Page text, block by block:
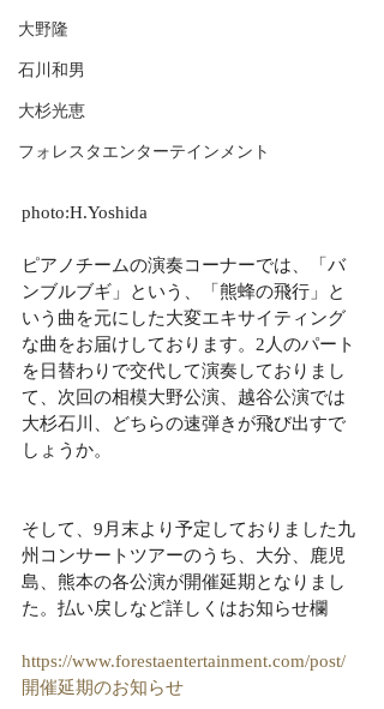
大野隆
石川和男
大杉光恵
フォレスタエンターテインメント
photo:H.Yoshida
ピアノチームの演奏コーナーでは、「バ
ンブルブギ」という、「熊蜂の飛行」と
いう曲を元にした大変エキサイティング
な曲をお届けしております。2人のパート
を日替わりで交代して演奏しておりまし
て、次回の相模大野公演、越谷公演では
大杉石川、どちらの速弾きが飛び出すで
しょうか。
そして、9月末より予定しておりました九
州コンサートツアーのうち、大分、鹿児
島、熊本の各公演が開催延期となりまし
た。払い戻しなど詳しくはお知らせ欄
https://www.forestaentertainment.com/post/
開催延期のお知らせ